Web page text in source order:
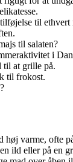
til ethvert
til salaten?
i
til at grille på.
til frokost.
høj varme, ofte
ild eller på en